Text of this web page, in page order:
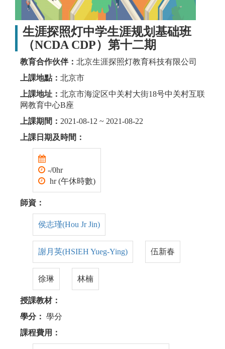
生涯探照灯中学生涯规划基础班
（NCDA CDP）第十二期
教育合作伙伴： 北京生涯探照灯教育科技有限公司
上課地點： 北京市
上課地址： 北京市海淀区中关村大街18号中关村互联
网教育中心B座
上課期間： 2021-08-12 ~ 2021-08-22
上課日期及時間：
-/0hr
hr (午休時數)
師資：
侯志瑾(Hou Jr Jin)
謝月英(HSIEH Yueg-Ying) 伍新春
徐琳 林楠
授課教材：
學分： 學分
課程費用：